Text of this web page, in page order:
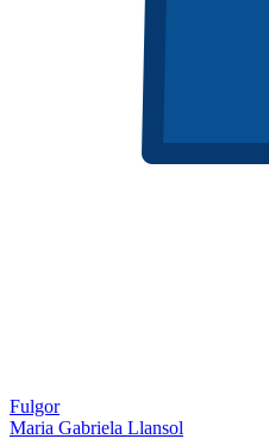
Fulgor
Maria Gabriela Llansol